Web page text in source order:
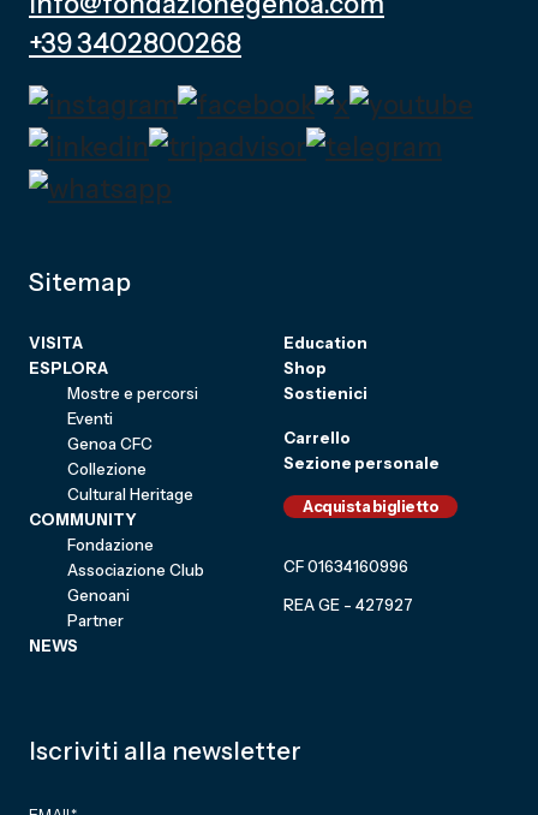
+39 3402800268
Sitemap
VISITA
ESPLORA
Mostre e percorsi
Eventi
Genoa CFC
Collezione
Cultural Heritage
COMMUNITY
Fondazione
Associazione Club
Genoani
Partner
NEWS
Education
Shop
Sostienici
Carrello
Sezione personale
Acquista biglietto
CF 01634160996
REA GE - 427927
Iscriviti alla newsletter